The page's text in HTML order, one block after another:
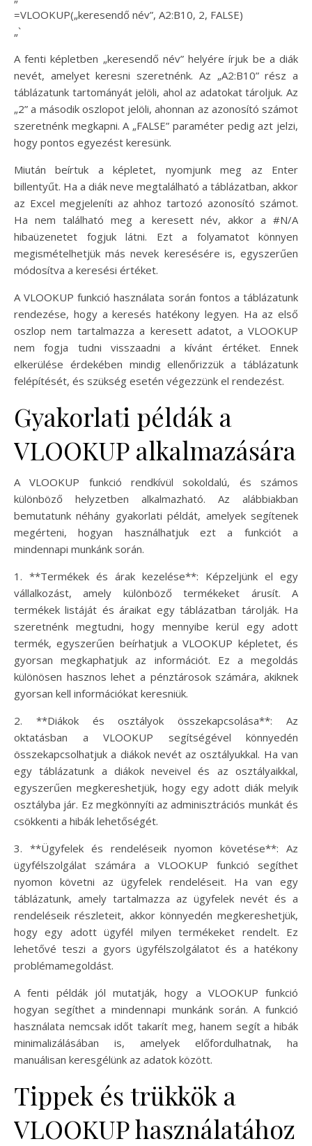
=VLOOKUP(„keresendő név”, A2:B10, 2, FALSE)
„`
A fenti képletben „keresendő név” helyére írjuk be a diák
nevét, amelyet keresni szeretnénk. Az „A2:B10” rész a
táblázatunk tartományát jelöli, ahol az adatokat tároljuk. Az
„2” a második oszlopot jelöli, ahonnan az azonosító számot
szeretnénk megkapni. A „FALSE” paraméter pedig azt jelzi,
hogy pontos egyezést keresünk.
Miután beírtuk a képletet, nyomjunk meg az Enter
billentyűt. Ha a diák neve megtalálható a táblázatban, akkor
az Excel megjeleníti az ahhoz tartozó azonosító számot.
Ha nem található meg a keresett név, akkor a #N/A
hibaüzenetet fogjuk látni. Ezt a folyamatot könnyen
megismételhetjük más nevek keresésére is, egyszerűen
módosítva a keresési értéket.
A VLOOKUP funkció használata során fontos a táblázatunk
rendezése, hogy a keresés hatékony legyen. Ha az első
oszlop nem tartalmazza a keresett adatot, a VLOOKUP
nem fogja tudni visszaadni a kívánt értéket. Ennek
elkerülése érdekében mindig ellenőrizzük a táblázatunk
felépítését, és szükség esetén végezzünk el rendezést.
Gyakorlati példák a
VLOOKUP alkalmazására
A VLOOKUP funkció rendkívül sokoldalú, és számos
különböző helyzetben alkalmazható. Az alábbiakban
bemutatunk néhány gyakorlati példát, amelyek segítenek
megérteni, hogyan használhatjuk ezt a funkciót a
mindennapi munkánk során.
1. **Termékek és árak kezelése**: Képzeljünk el egy
vállalkozást, amely különböző termékeket árusít. A
termékek listáját és áraikat egy táblázatban tárolják. Ha
szeretnénk megtudni, hogy mennyibe kerül egy adott
termék, egyszerűen beírhatjuk a VLOOKUP képletet, és
gyorsan megkaphatjuk az információt. Ez a megoldás
különösen hasznos lehet a pénztárosok számára, akiknek
gyorsan kell információkat keresniük.
2. **Diákok és osztályok összekapcsolása**: Az
oktatásban a VLOOKUP segítségével könnyedén
összekapcsolhatjuk a diákok nevét az osztályukkal. Ha van
egy táblázatunk a diákok neveivel és az osztályaikkal,
egyszerűen megkereshetjük, hogy egy adott diák melyik
osztályba jár. Ez megkönnyíti az adminisztrációs munkát és
csökkenti a hibák lehetőségét.
3. **Ügyfelek és rendeléseik nyomon követése**: Az
ügyfélszolgálat számára a VLOOKUP funkció segíthet
nyomon követni az ügyfelek rendeléseit. Ha van egy
táblázatunk, amely tartalmazza az ügyfelek nevét és a
rendeléseik részleteit, akkor könnyedén megkereshetjük,
hogy egy adott ügyfél milyen termékeket rendelt. Ez
lehetővé teszi a gyors ügyfélszolgálatot és a hatékony
problémamegoldást.
A fenti példák jól mutatják, hogy a VLOOKUP funkció
hogyan segíthet a mindennapi munkánk során. A funkció
használata nemcsak időt takarít meg, hanem segít a hibák
minimalizálásában is, amelyek előfordulhatnak, ha
manuálisan keresgélünk az adatok között.
Tippek és trükkök a
VLOOKUP használatához